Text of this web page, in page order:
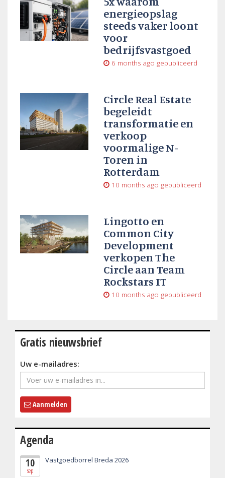
energieopslag
steeds vaker loont
voor
bedrijfsvastgoed
6 months ago gepubliceerd
Circle Real Estate
begeleidt
transformatie en
verkoop
voormalige N-
Toren in
Rotterdam
10 months ago gepubliceerd
Lingotto en
Common City
Development
verkopen The
Circle aan Team
Rockstars IT
10 months ago gepubliceerd
Gratis nieuwsbrief
Uw e-mailadres:
Aanmelden
Agenda
10
sep
Vastgoedborrel Breda 2026